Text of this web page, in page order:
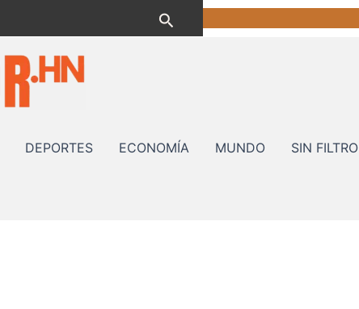
Buscar
DEPORTES ECONOMÍA MUNDO SIN FILTRO